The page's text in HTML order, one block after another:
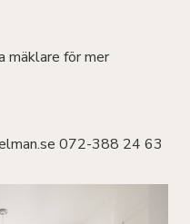
mäklare för mer
072-388 24 63